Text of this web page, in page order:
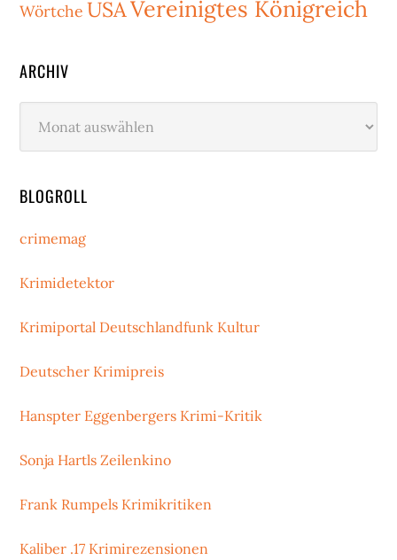
Wörtche USAVereinigtes Königreich
ARCHIV
BLOGROLL
crimemag
Krimidetektor
Krimiportal Deutschlandfunk Kultur
Deutscher Krimipreis
Hanspter Eggenbergers Krimi-Kritik
Sonja Hartls Zeilenkino
Frank Rumpels Krimikritiken
Kaliber .17 Krimirezensionen